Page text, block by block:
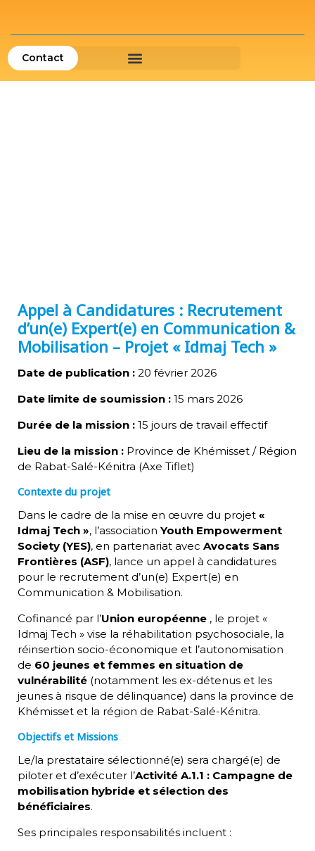
Contact
Appel à Candidatures : Recrutement
d’un(e) Expert(e) en Communication &
Mobilisation – Projet « Idmaj Tech »
Date de publication : 20 février 2026
Date limite de soumission : 15 mars 2026
Durée de la mission : 15 jours de travail effectif
Lieu de la mission : Province de Khémisset / Région
de Rabat-Salé-Kénitra (Axe Tiflet)
Contexte du projet
Dans le cadre de la mise en œuvre du projet «
Idmaj Tech », l’association Youth Empowerment
Society (YES), en partenariat avec Avocats Sans
Frontières (ASF), lance un appel à candidatures
pour le recrutement d’un(e) Expert(e) en
Communication & Mobilisation.
Cofinancé par l’Union européenne , le projet «
Idmaj Tech » vise la réhabilitation psychosociale, la
réinsertion socio-économique et l’autonomisation
de 60 jeunes et femmes en situation de
vulnérabilité (notamment les ex-détenus et les
jeunes à risque de délinquance) dans la province de
Khémisset et la région de Rabat-Salé-Kénitra.
Objectifs et Missions
Le/la prestataire sélectionné(e) sera chargé(e) de
piloter et d’exécuter l’Activité A.1.1 : Campagne de
mobilisation hybride et sélection des
bénéficiaires.
Ses principales responsabilités incluent :